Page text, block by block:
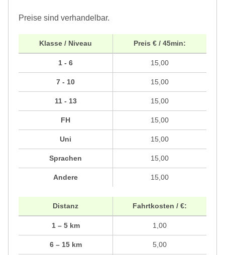
Preise sind verhandelbar.
Klasse / Niveau
1 - 6
7 - 10
11 - 13
FH
Uni
Sprachen
Andere
Preis € / 45min:
15,00
15,00
15,00
15,00
15,00
15,00
15,00
Distanz
1 – 5 km
6 – 15 km
Fahrtkosten / €:
1,00
5,00